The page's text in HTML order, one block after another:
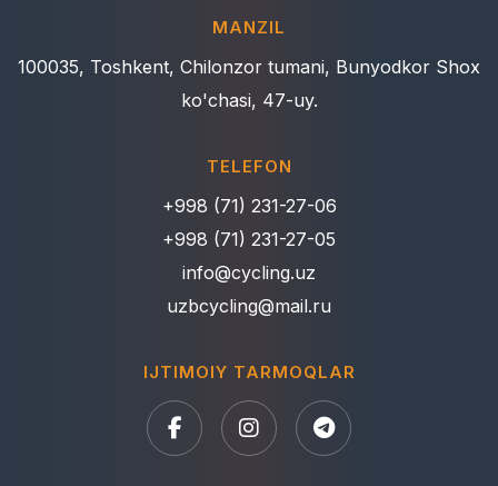
MANZIL
100035, Toshkent, Chilonzor tumani, Bunyodkor Shox
ko'chasi, 47-uy.
TELEFON
+998 (71) 231-27-06
+998 (71) 231-27-05
info@cycling.uz
uzbcycling@mail.ru
IJTIMOIY TARMOQLAR